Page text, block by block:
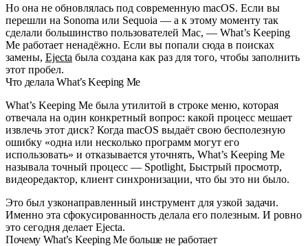
Но она не обновлялась под современную macOS. Если вы
перешли на Sonoma или Sequoia — а к этому моменту так
сделали большинство пользователей Mac, — What’s Keeping
Me работает ненадёжно. Если вы попали сюда в поисках
замены, Ejecta была создана как раз для того, чтобы заполнить
этот пробел.
Что делала What’s Keeping Me
What’s Keeping Me была утилитой в строке меню, которая
отвечала на один конкретный вопрос: какой процесс мешает
извлечь этот диск? Когда macOS выдаёт свою бесполезную
ошибку «одна или несколько программ могут его
использовать» и отказывается уточнять, What’s Keeping Me
называла точный процесс — Spotlight, Быстрый просмотр,
видеоредактор, клиент синхронизации, что бы это ни было.
Это был узконаправленный инструмент для узкой задачи.
Именно эта сфокусированность делала его полезным. И ровно
это сегодня делает Ejecta.
Почему What’s Keeping Me больше не работает